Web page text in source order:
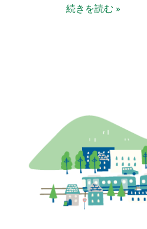
続きを読む »